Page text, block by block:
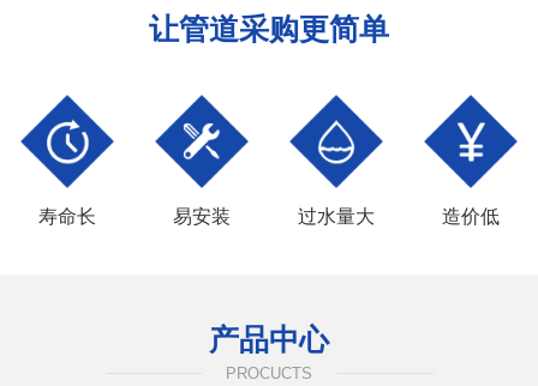
让管道采购更简单
寿命长 易安装 过水量大 造价低
产品中心
PROCUCTS